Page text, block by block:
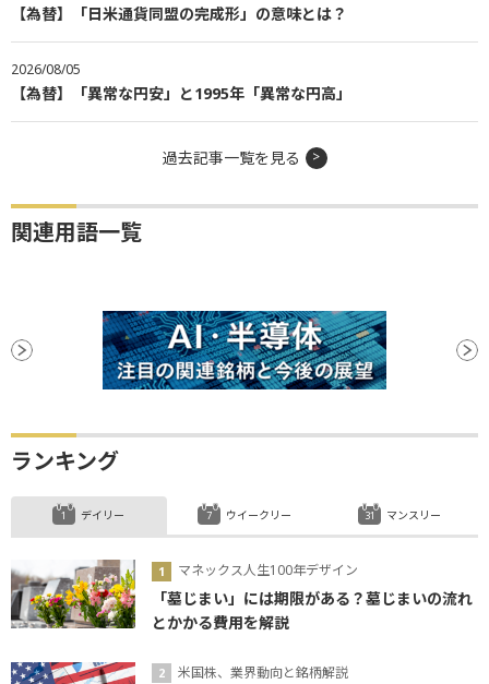
【為替】「日米通貨同盟の完成形」の意味とは？
2026/08/05
【為替】「異常な円安」と1995年「異常な円高」
過去記事一覧を見る
関連用語一覧
ランキング
デイリー
マネックス人生100年デザイン
「墓じまい」には期限がある？墓じまいの流れ
とかかる費用を解説
米国株、業界動向と銘柄解説
ウイークリー マンスリー